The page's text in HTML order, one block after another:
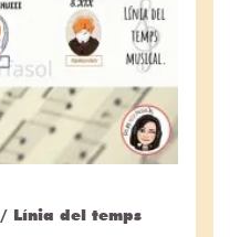
Línia del temps